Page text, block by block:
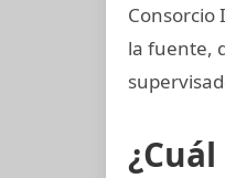
Consorcio
la fuente,